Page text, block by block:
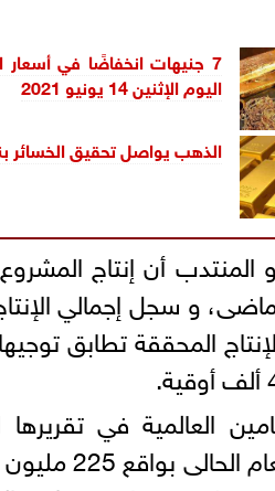
7 جنيهات انخفاضًا في
اليوم الإثنين 14 يونيو 2021
الذهب يواصل تحقيق الخسائر بنحو 20 دولار خلال تداولات
أن إنتاج المشروع
المحققة تطابق
العالمية في تقريرها
المرصودة